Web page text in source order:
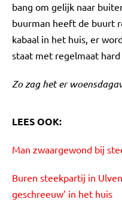
bang om gelijk naar
buurman heeft de buurt
kabaal in het huis, er
staat met regelmaat hard
Zo zag het er
LEES OOK:
Man zwaargewond bij
Buren steekpartij in
geschreeuw’ in het huis